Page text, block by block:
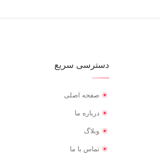
دسترسی سریع
صفحه اصلی
درباره ما
وبلاگ
تماس با ما